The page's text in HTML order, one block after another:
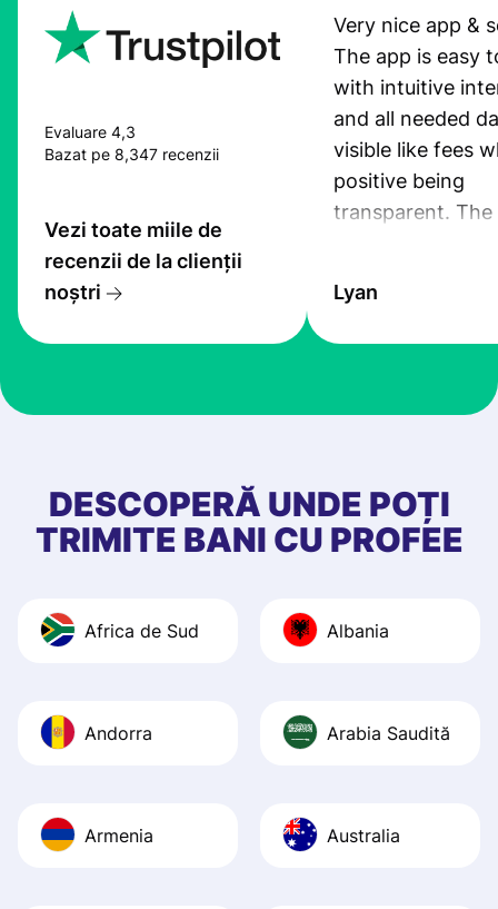
Evaluare 4,3
Bazat pe 8,347 recenzii
Vezi toate miile de
recenzii de la clienții
noștri
Very nice app &
The app is easy
with intuitive
and all needed
visible like fees
positive being
transparent. The
the exchange
at Profee is very
first started
app, and they
quick to provide
Lyan
DESCOPERĂ UNDE POȚI
TRIMITE BANI CU PROFEE
Africa de Sud Albania
Andorra Arabia Saudită
Armenia Australia